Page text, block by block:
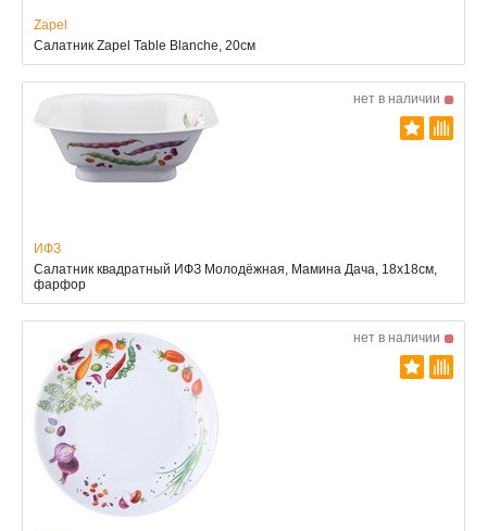
Zapel
Салатник Zapel Table Blanche, 20см
нет в наличии
ИФЗ
Салатник квадратный ИФЗ Молодёжная, Мамина Дача, 18x18см,
фарфор
нет в наличии